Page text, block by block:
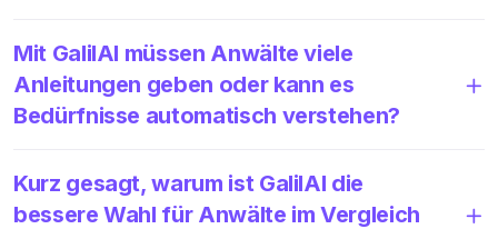
Mit GalilAI müssen Anwälte viele
Anleitungen geben oder kann es
Bedürfnisse automatisch verstehen?
Kurz gesagt, warum ist GalilAI die
bessere Wahl für Anwälte im Vergleich